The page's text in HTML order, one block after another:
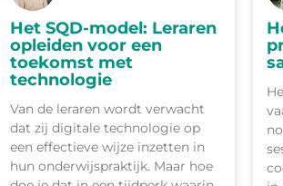
Het SQD-model: Leraren
opleiden voor een
toekomst met
technologie
Van de leraren wordt verwacht
dat zij digitale technologie op
een effectieve wijze inzetten in
hun onderwijspraktijk. Maar hoe